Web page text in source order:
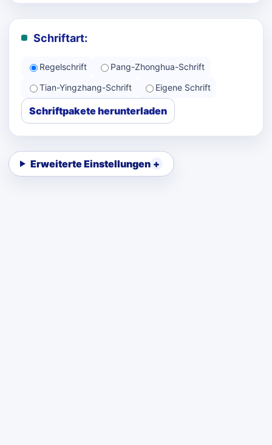
Schriftart:
Regelschrift
Pang-Zhonghua-Schrift
Tian-Yingzhang-Schrift
Eigene Schrift
Schriftpakete herunterladen
Erweiterte Einstellungen